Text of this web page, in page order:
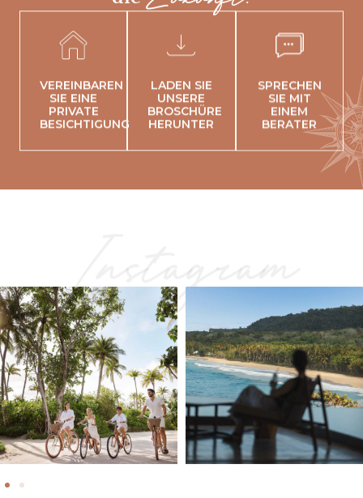
VEREINBAREN
SIE EINE
PRIVATE
BESICHTIGUNG
LADEN SIE
UNSERE
BROSCHÜRE
HERUNTER
SPRECHEN
SIE MIT
EINEM
BERATER
Instagram